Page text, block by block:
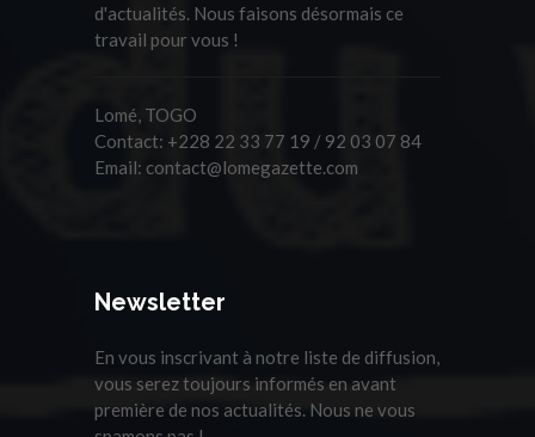
d'actualités. Nous faisons désormais ce
travail pour vous !
Lomé, TOGO
Contact: +228 22 33 77 19 / 92 03 07 84
Email: contact@lomegazette.com
Newsletter
En vous inscrivant à notre liste de diffusion,
vous serez toujours informés en avant
première de nos actualités. Nous ne vous